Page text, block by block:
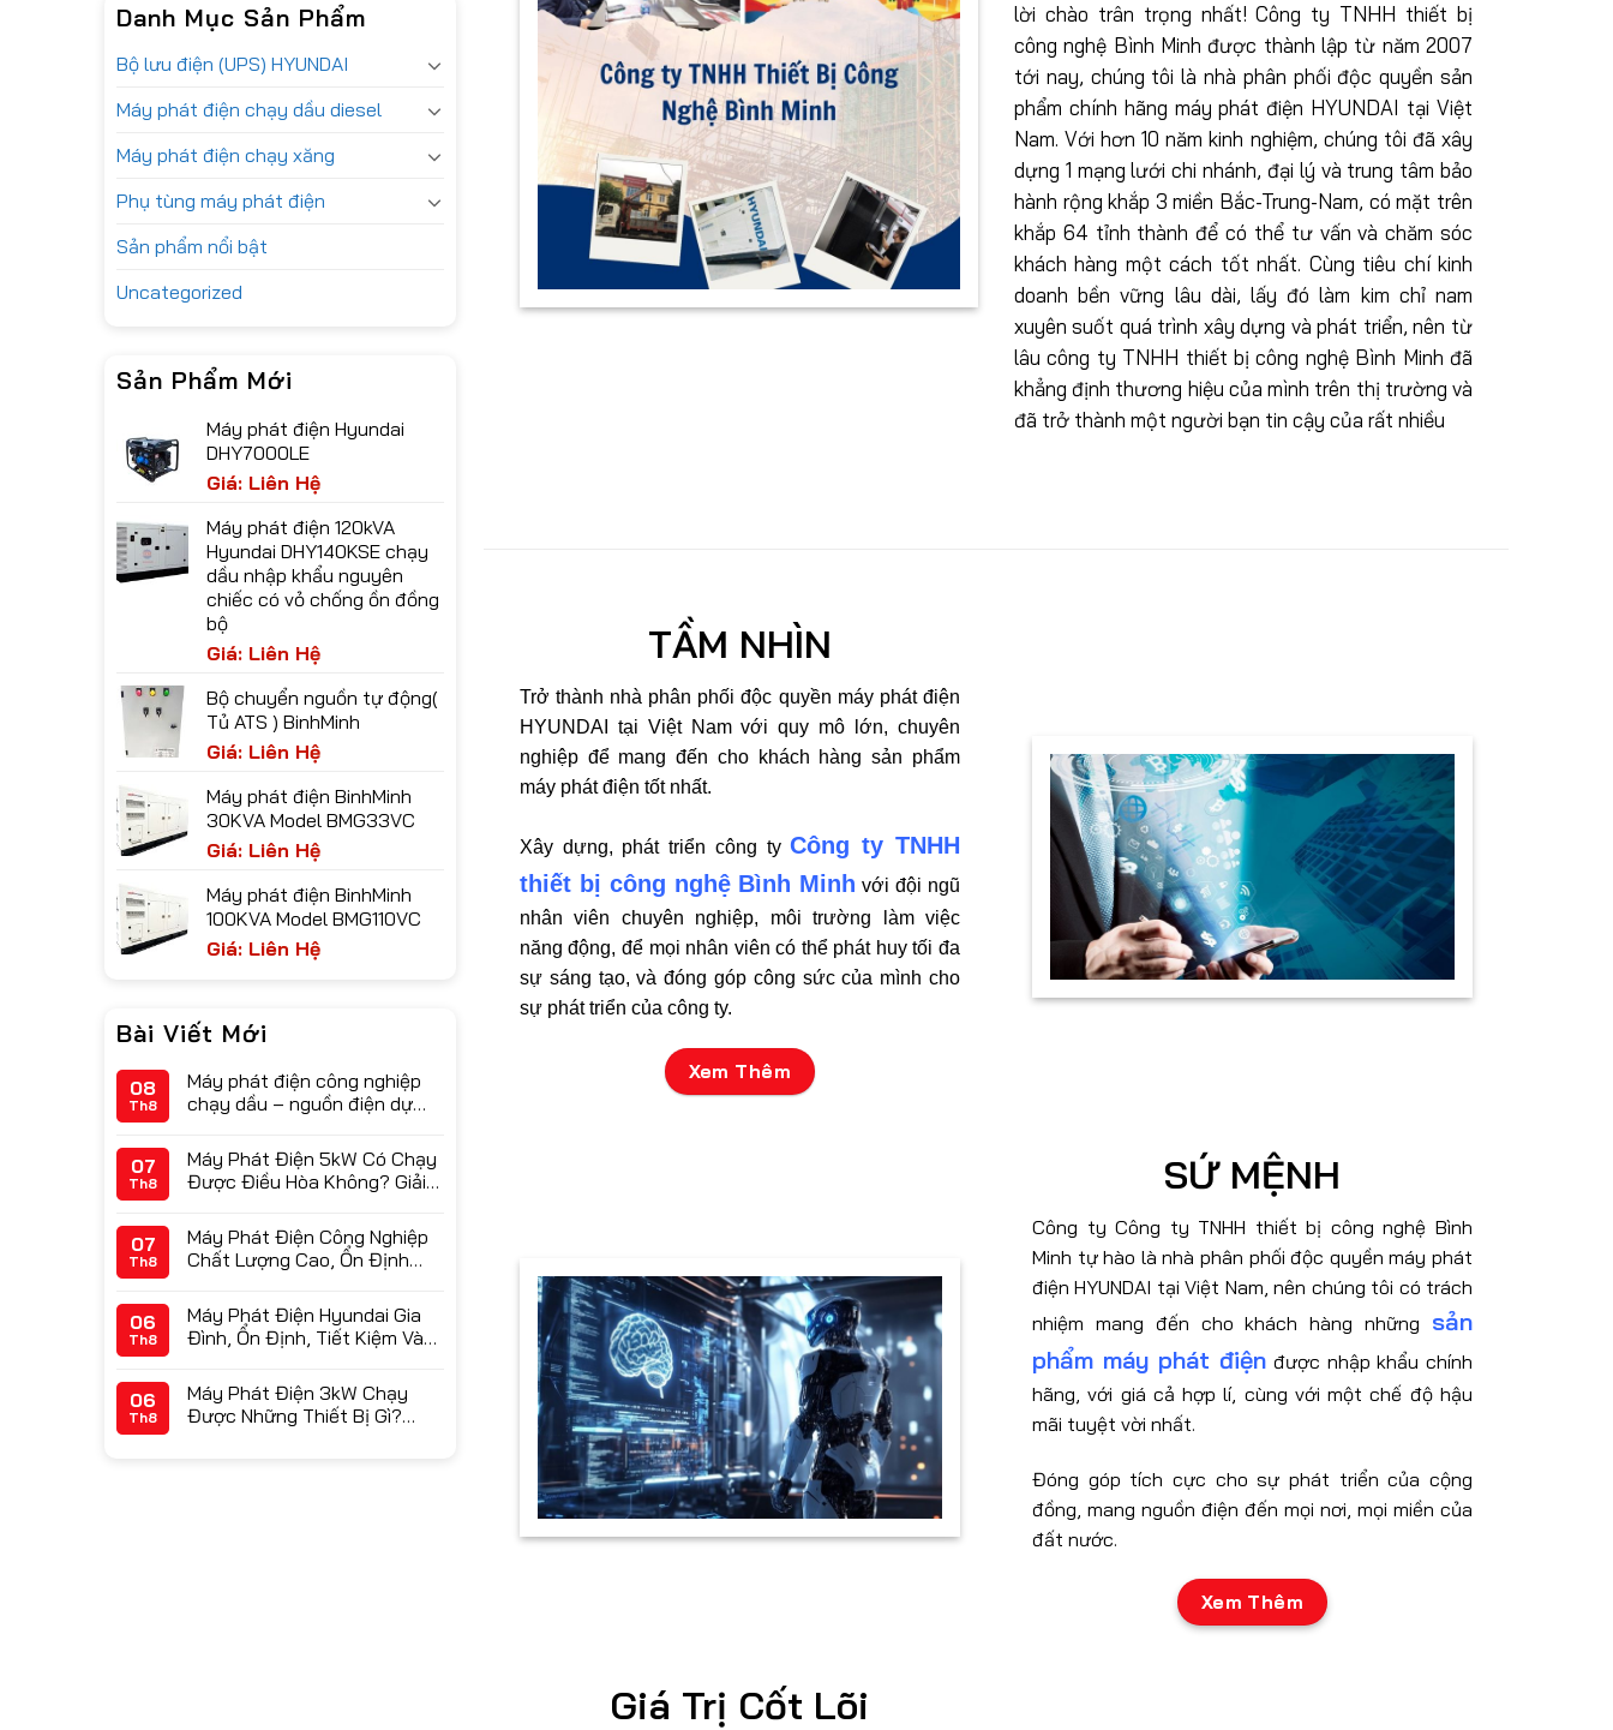
lời chào trân trọng nhất! Công ty TNHH thiết bị
công nghệ Bình Minh được thành lập từ năm 2007
tới nay, chúng tôi là nhà phân phối độc quyền sản
phẩm chính hãng máy phát điện HYUNDAI tại Việt
Nam. Với hơn 10 năm kinh nghiệm, chúng tôi đã xây
dựng 1 mạng lưới chi nhánh, đại lý và trung tâm bảo
hành rộng khắp 3 miền Bắc-Trung-Nam, có mặt trên
khắp 64 tỉnh thành để có thể tư vấn và chăm sóc
khách hàng một cách tốt nhất. Cùng tiêu chí kinh
doanh bền vững lâu dài, lấy đó làm kim chỉ nam
xuyên suốt quá trình xây dựng và phát triển, nên từ
lâu công ty TNHH thiết bị công nghệ Bình Minh đã
khẳng định thương hiệu của mình trên thị trường và
đã trở thành một người bạn tin cậy của rất nhiều
TẦM NHÌN
Trở thành nhà phân phối độc quyền máy phát điện
HYUNDAI tại Việt Nam với quy mô lớn, chuyên
nghiệp để mang đến cho khách hàng sản phẩm
máy phát điện tốt nhất.
Xây dựng, phát triển công tyCông ty TNHH
thiết bị công nghệ Bình Minh với đội ngũ
nhân viên chuyên nghiệp, môi trường làm việc
năng động, để mọi nhân viên có thể phát huy tối đa
sự sáng tạo, và đóng góp công sức của mình cho
sự phát triển của công ty.
Xem Thêm
SỨ MỆNH
Công ty Công ty TNHH thiết bị công nghệ Bình
Minh tự hào là nhà phân phối độc quyền máy phát
điện HYUNDAI tại Việt Nam, nên chúng tôi có trách
nhiệm mang đến cho khách hàng những sản
phẩm máy phát điện được nhập khẩu chính
hãng, với giá cả hợp lí, cùng với một chế độ hậu
mãi tuyệt vời nhất.
Đóng góp tích cực cho sự phát triển của cộng
đồng, mang nguồn điện đến mọi nơi, mọi miền của
đất nước.
Xem Thêm
Giá Trị Cốt Lõi
Danh Mục Sản Phẩm
Bộ lưu điện (UPS) HYUNDAI
Máy phát điện chạy dầu diesel
Máy phát điện chạy xăng
Phụ tùng máy phát điện
Sản phẩm nổi bật
Uncategorized
Sản Phẩm Mới
Máy phát điện Hyundai
DHY7000LE
Giá: Liên Hệ
Máy phát điện 120kVA
Hyundai DHY140KSE chạy
dầu nhập khẩu nguyên
chiếc có vỏ chống ồn đồng
bộ
Giá: Liên Hệ
Bộ chuyển nguồn tự động(
Tủ ATS ) BinhMinh
Giá: Liên Hệ
Máy phát điện BinhMinh
30KVA Model BMG33VC
Giá: Liên Hệ
Máy phát điện BinhMinh
100KVA Model BMG110VC
Giá: Liên Hệ
Bài Viết Mới
08
Th8
Máy phát điện công nghiệp
chạy dầu – nguồn điện dự
07
Th8
Máy Phát Điện 5kW Có Chạy
Được Điều Hòa Không? Giải
07
Th8
Máy Phát Điện Công Nghiệp
Chất Lượng Cao, Ổn Định
06
Th8
Máy Phát Điện Hyundai Gia
Đình, Ổn Định, Tiết Kiệm Và
06
Th8
Máy Phát Điện 3kW Chạy
Được Những Thiết Bị Gì?